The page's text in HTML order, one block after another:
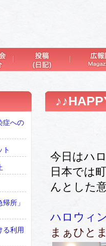
今日はハ
日本では
んとした
ハロウィ
まぁひと
症への
所」
る利用